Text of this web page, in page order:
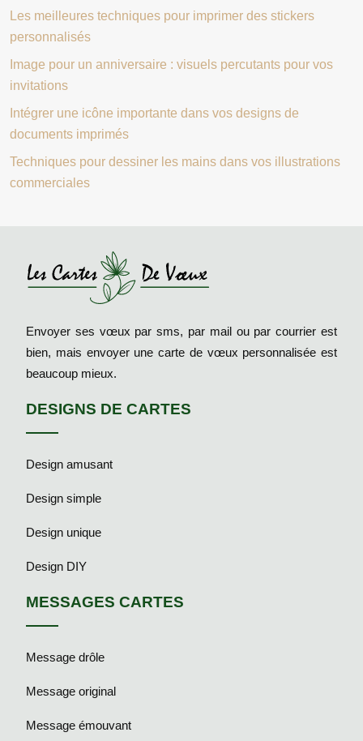
Les meilleures techniques pour imprimer des stickers
personnalisés
Image pour un anniversaire : visuels percutants pour vos
invitations
Intégrer une icône importante dans vos designs de
documents imprimés
Techniques pour dessiner les mains dans vos illustrations
commerciales
Envoyer ses vœux par sms, par mail ou par courrier est
bien, mais envoyer une carte de vœux personnalisée est
beaucoup mieux.
DESIGNS DE CARTES
Design amusant
Design simple
Design unique
Design DIY
MESSAGES CARTES
Message drôle
Message original
Message émouvant